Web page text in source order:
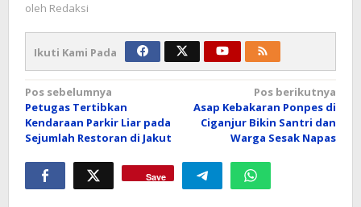
oleh Redaksi
Ikuti Kami Pada
Navigasi
pos
Pos sebelumnya
Petugas Tertibkan
Kendaraan Parkir Liar pada
Sejumlah Restoran di Jakut
Pos berikutnya
Asap Kebakaran Ponpes di
Ciganjur Bikin Santri dan
Warga Sesak Napas
Save